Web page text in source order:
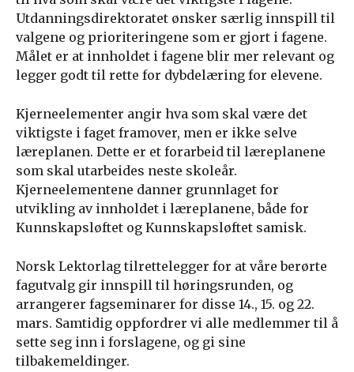
Utdanningsdirektoratet ønsker særlig innspill til
valgene og prioriteringene som er gjort i fagene.
Målet er at innholdet i fagene blir mer relevant og
legger godt til rette for dybdelæring for elevene.
Kjerneelementer angir hva som skal være det
viktigste i faget framover, men er ikke selve
læreplanen. Dette er et forarbeid til læreplanene
som skal utarbeides neste skoleår.
Kjerneelementene danner grunnlaget for
utvikling av innholdet i læreplanene, både for
Kunnskapsløftet og Kunnskapsløftet samisk.
Norsk Lektorlag tilrettelegger for at våre berørte
fagutvalg gir innspill til høringsrunden, og
arrangerer fagseminarer for disse 14., 15. og 22.
mars. Samtidig oppfordrer vi alle medlemmer til å
sette seg inn i forslagene, og gi sine
tilbakemeldinger.